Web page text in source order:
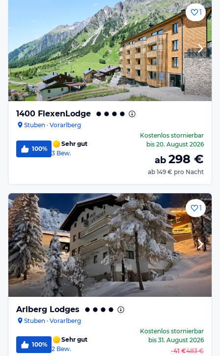
1
1400 FlexenLodge
Stuben · Vorarlberg
100%
Sehr gut
3 Bew.
Kostenlos stornierbar
bis 20. August 2026
ab 298 €
ab 149 € pro Nacht
1
Arlberg Lodges
Stuben · Vorarlberg
100%
Sehr gut
2 Bew.
Kostenlos stornierbar
bis 31. August 2026
-41 €483 €